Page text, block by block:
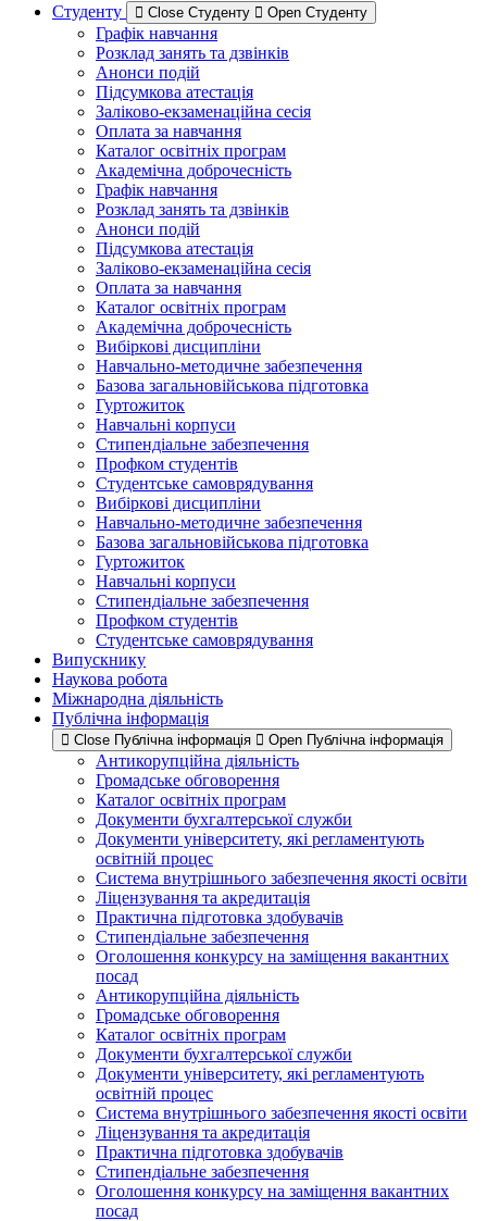
Студенту Close Студенту Open Студенту
Графік навчання
Розклад занять та дзвінків
Анонси подій
Підсумкова атестація
Заліково-екзаменаційна сесія
Оплата за навчання
Каталог освітніх програм
Академічна доброчесність
Графік навчання
Розклад занять та дзвінків
Анонси подій
Підсумкова атестація
Заліково-екзаменаційна сесія
Оплата за навчання
Каталог освітніх програм
Академічна доброчесність
Вибіркові дисципліни
Навчально-методичне забезпечення
Базова загальновійськова підготовка
Гуртожиток
Навчальні корпуси
Стипендіальне забезпечення
Профком студентів
Студентське самоврядування
Вибіркові дисципліни
Навчально-методичне забезпечення
Базова загальновійськова підготовка
Гуртожиток
Навчальні корпуси
Стипендіальне забезпечення
Профком студентів
Студентське самоврядування
Випускнику
Наукова робота
Міжнародна діяльність
Публічна інформація
Close Публічна інформація Open Публічна інформація
Антикорупційна діяльність
Громадське обговорення
Каталог освітніх програм
Документи бухгалтерської служби
Документи університету, які регламентують
освітній процес
Система внутрішнього забезпечення якості освіти
Ліцензування та акредитація
Практична підготовка здобувачів
Стипендіальне забезпечення
Оголошення конкурсу на заміщення вакантних
посад
Антикорупційна діяльність
Громадське обговорення
Каталог освітніх програм
Документи бухгалтерської служби
Документи університету, які регламентують
освітній процес
Система внутрішнього забезпечення якості освіти
Ліцензування та акредитація
Практична підготовка здобувачів
Стипендіальне забезпечення
Оголошення конкурсу на заміщення вакантних
посад